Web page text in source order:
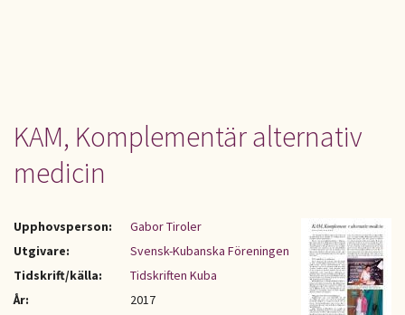
KAM, Komplementär alternativ
medicin
Upphovsperson:
Gabor Tiroler
Utgivare:
Svensk-Kubanska Föreningen
Tidskrift/källa:
Tidskriften Kuba
År:
2017